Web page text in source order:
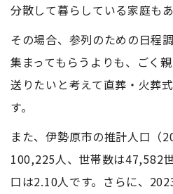
分散して暮らしている家庭もあ
その場合、参列のための日程
集まってもらうよりも、ごく
送りたいと考えて直葬・火葬
す。
また、伊勢原市の推計人口（
100,225人、世帯数は47,582
口は2.10人です。さらに、